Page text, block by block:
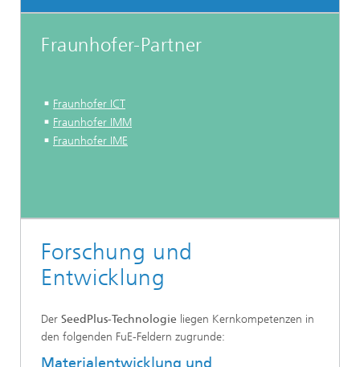
Fraunhofer-Partner
Fraunhofer ICT
Fraunhofer IMM
Fraunhofer IME
Forschung und
Entwicklung
Der SeedPlus-Technologie liegen Kernkompetenzen in
den folgenden FuE-Feldern zugrunde:
Materialentwicklung und